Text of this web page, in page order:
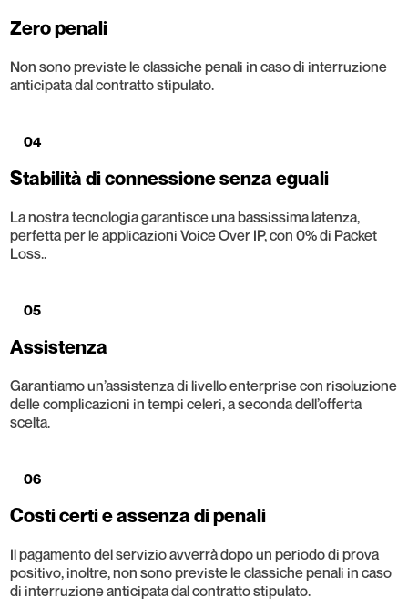
Zero penali
Non sono previste le classiche penali in caso di interruzione
anticipata dal contratto stipulato.
04
Stabilità di connessione senza eguali
La nostra tecnologia garantisce una bassissima latenza,
perfetta per le applicazioni Voice Over IP, con 0% di Packet
Loss..
05
Assistenza
Garantiamo un’assistenza di livello enterprise con risoluzione
delle complicazioni in tempi celeri, a seconda dell’offerta
scelta.
06
Costi certi e assenza di penali
Il pagamento del servizio avverrà dopo un periodo di prova
positivo, inoltre, non sono previste le classiche penali in caso
di interruzione anticipata dal contratto stipulato.